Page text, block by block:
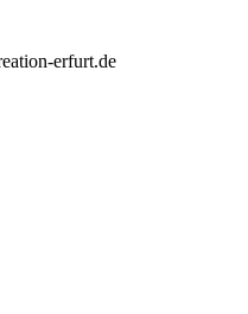
erfurt.de